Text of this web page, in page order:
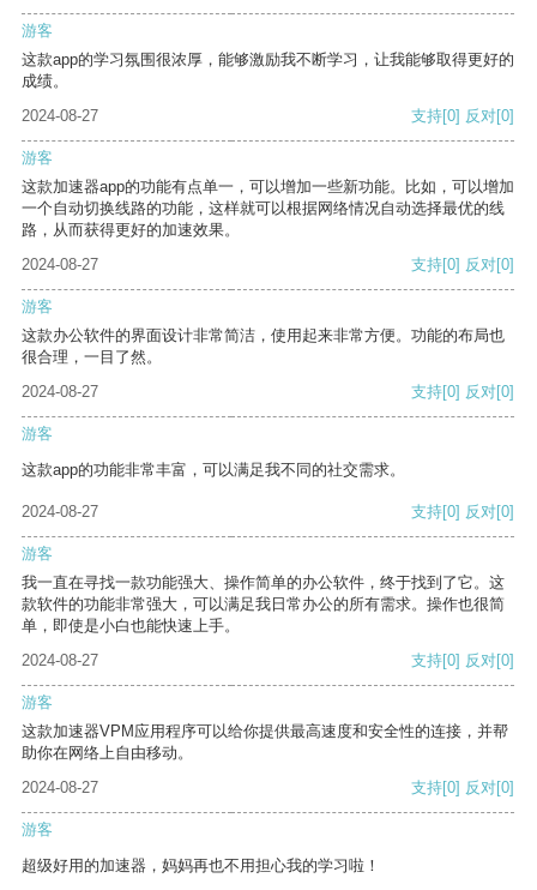
游客
这款app的学习氛围很浓厚，能够激励我不断学习，让我能够取得更好的
成绩。
2024-08-27
支持[0] 反对[0]
游客
这款加速器app的功能有点单一，可以增加一些新功能。比如，可以增加
一个自动切换线路的功能，这样就可以根据网络情况自动选择最优的线
路，从而获得更好的加速效果。
2024-08-27
支持[0] 反对[0]
游客
这款办公软件的界面设计非常简洁，使用起来非常方便。功能的布局也
很合理，一目了然。
2024-08-27
支持[0] 反对[0]
游客
这款app的功能非常丰富，可以满足我不同的社交需求。
2024-08-27 支持[0] 反对[0]
游客
我一直在寻找一款功能强大、操作简单的办公软件，终于找到了它。这
款软件的功能非常强大，可以满足我日常办公的所有需求。操作也很简
单，即使是小白也能快速上手。
2024-08-27
支持[0] 反对[0]
游客
这款加速器VPM应用程序可以给你提供最高速度和安全性的连接，并帮
助你在网络上自由移动。
2024-08-27
支持[0] 反对[0]
游客
超级好用的加速器，妈妈再也不用担心我的学习啦！